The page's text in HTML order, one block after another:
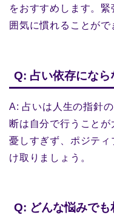
をおすすめします。
囲気に慣れることがで
Q: 占い依存になら
A: 占いは人生の指針
断は自分で行うこと
憂しすぎず、ポジテ
け取りましょう。
Q: どんな悩みでも